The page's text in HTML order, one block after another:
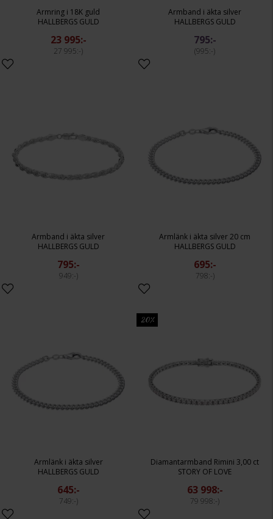
Armring i 18K guld
HALLBERGS GULD
23 995:-
27 995:-
Armband i äkta silver
HALLBERGS GULD
795:-
995:-
Armband i äkta silver
HALLBERGS GULD
795:-
949:-
Armlänk i äkta silver 20 cm
HALLBERGS GULD
695:-
798:-
Armlänk i äkta silver
HALLBERGS GULD
645:-
749:-
20%
Diamantarmband Rimini 3,00 ct
STORY OF LOVE
63 998:-
79 998:-